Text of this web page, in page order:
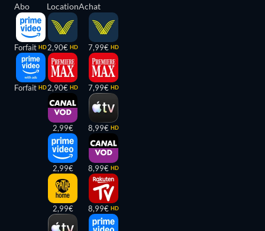
Abo
Forfait HD
Forfait HD
Location
2,90€ HD
2,90€ HD
2,99€
2,99€
2,99€
Achat
7,99€ HD
7,99€ HD
8,99€ HD
8,99€ HD
8,99€ HD